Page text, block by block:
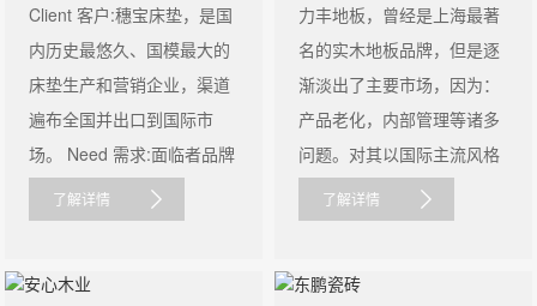
Client 客户:穗宝床垫，是国
内历史最悠久、国模最大的
床垫生产和营销企业，渠道
遍布全国并出口到国际市
场。 Need 需求:面临者品牌
老......
了解详情
力丰地板，曾经是上海最著
名的实木地板品牌，但是逐
渐淡出了主要市场，因为：
产品老化，内部管理等诸多
问题。对其以国际主流风格
为核心的产......
了解详情